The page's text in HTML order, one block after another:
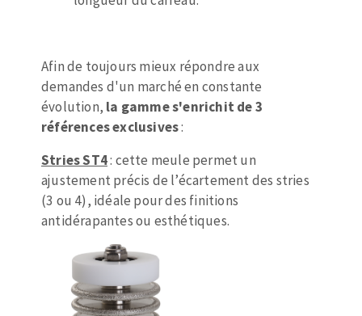
Meules de tourets
Feutres à polir
Bandes sans fin
Rouleaux d'atelier
Aspirateurs
MACHINES POUR LE TRAVAIL DU MÉTAL
Tronçonneuses
Scies à ruban
Perceuses magnétiques
Affuteurs de forets
Tourets
OUTILS COUPANTS
Afin de toujours mieux répondre aux
demandes d'un marché en constante
évolution, la gamme s'enrichit de 3
références exclusives:
Stries ST4: cette meule permet un
ajustement précis de l’écartement des stries
(3 ou 4), idéale pour des finitions
antidérapantes ou esthétiques.